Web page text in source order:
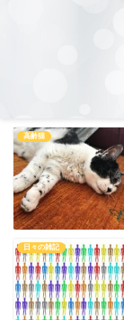
高齢猫
日々の雑記